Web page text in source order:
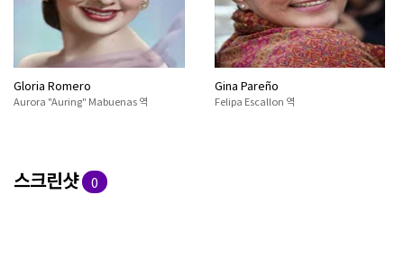
Gloria Romero
Aurora "Auring" Mabuenas 역
Gina Pareño
Felipa Escallon 역
스크린샷 0